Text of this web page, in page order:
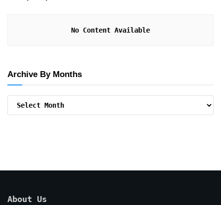
No Content Available
Archive By Months
About Us